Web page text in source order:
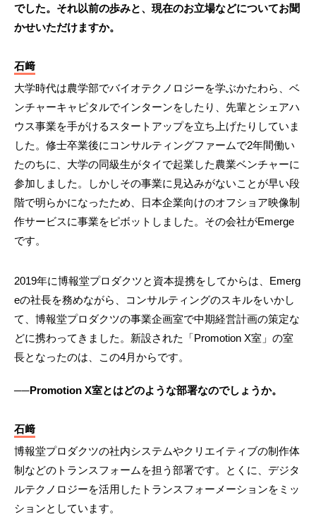
でした。それ以前の歩みと、現在のお立場などについてお聞
かせいただけますか。
石﨑
大学時代は農学部でバイオテクノロジーを学ぶかたわら、ベ
ンチャーキャピタルでインターンをしたり、先輩とシェアハ
ウス事業を手がけるスタートアップを立ち上げたりしていま
した。修士卒業後にコンサルティングファームで2年間働い
たのちに、大学の同級生がタイで起業した農業ベンチャーに
参加しました。しかしその事業に見込みがないことが早い段
階で明らかになったため、日本企業向けのオフショア映像制
作サービスに事業をピボットしました。その会社がEmerge
です。
2019年に博報堂プロダクツと資本提携をしてからは、Emerg
eの社長を務めながら、コンサルティングのスキルをいかし
て、博報堂プロダクツの事業企画室で中期経営計画の策定な
どに携わってきました。新設された「Promotion X室」の室
長となったのは、この4月からです。
──Promotion X室とはどのような部署なのでしょうか。
石﨑
博報堂プロダクツの社内システムやクリエイティブの制作体
制などのトランスフォームを担う部署です。とくに、デジタ
ルテクノロジーを活用したトランスフォーメーションをミッ
ションとしています。